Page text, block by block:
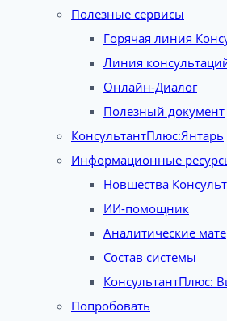
Полезные сервисы
Горячая линия
Линия
Онлайн-Диалог
Полезный документ
КонсультантПлюс:Янтарь
Информационные
Новшества
ИИ-помощник
Аналитические
Состав системы
КонсультантПлюс:
Попробовать